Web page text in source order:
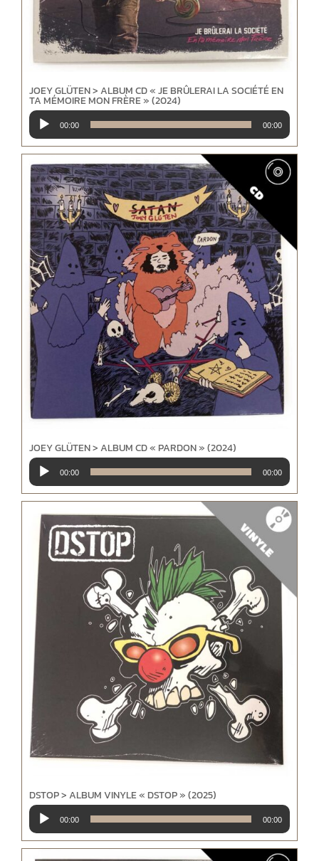
JOEY GLÜTEN > ALBUM CD « JE BRÛLERAI LA SOCIÉTÉ EN
TA MÉMOIRE MON FRÈRE » (2024)
Lecteur
audio
00:00 00:00
JOEY GLÜTEN > ALBUM CD « PARDON » (2024)
Lecteur
audio
00:00 00:00
DSTOP > ALBUM VINYLE « DSTOP » (2025)
Lecteur
audio
00:00 00:00